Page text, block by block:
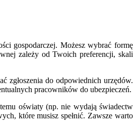
gospodarczej. Możesz wybrać formę
zależy od Twoich preferencji, skali
zgłoszenia do odpowiednich urzędów.
pracowników do ubezpieczeń.
oświaty (np. nie wydają świadectw
które musisz spełnić. Zawsze warto